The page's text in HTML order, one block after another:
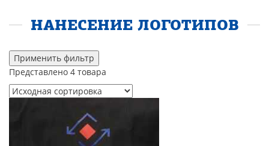
НАНЕСЕНИЕ ЛОГОТИПОВ
Применить фильтр
Представлено 4 товара